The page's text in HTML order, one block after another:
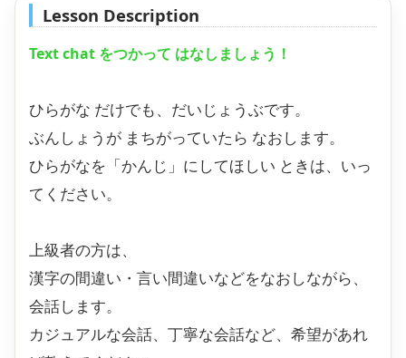
Lesson Description
Text chat をつかって はなしましょう！
ひらがな だけでも、だいじょうぶです。
ぶんしょうが まちがっていたら なおします。
ひらがなを「かんじ」にしてほしい ときは、いっ
てください。
上級者の方は、
漢字の間違い・言い間違いなどをなおしながら、
会話します。
カジュアルな会話、丁寧な会話など、希望があれ